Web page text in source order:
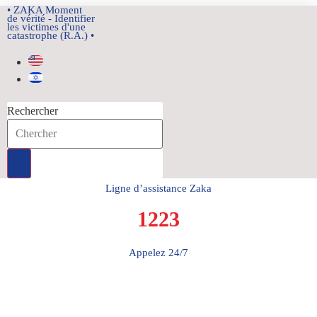
Aller
au
contenu
• ZAKA Moment
de vérité - Identifier
les victimes d'une
catastrophe (R.A.) •
Rechercher
Ligne d’assistance Zaka
1223
Appelez 24/7